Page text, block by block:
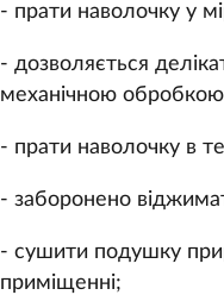
- прати наволочку у
- дозволяється
механічною
- прати наволочку в
- заборонено
- сушити подушку
приміщенні;